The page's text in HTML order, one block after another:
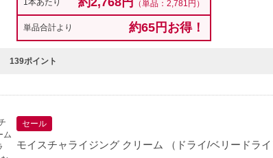
1本あたり （単品：2,781円）
単品合計より 約65円お得！
139ポイント
セール
モイスチャライジング クリーム （ドライ/ベリードラ